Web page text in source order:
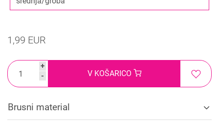
1,99 EUR
+
-
V KOŠARICO
Brusni material